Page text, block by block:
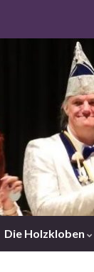
Die Holzkloben